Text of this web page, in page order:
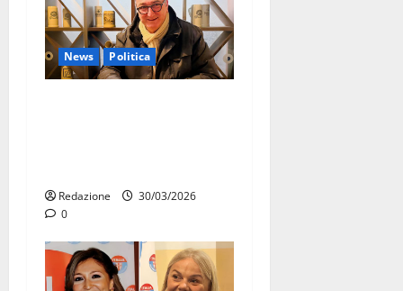
News Politica
Redazione
30/03/2026
0